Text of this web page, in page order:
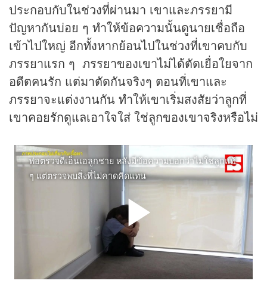
ประกอบกับในช่วงที่ผ่านมา เขาและภรรยามี
ปัญหากันบ่อย ๆ ทำให้ข้อความนั้นดูนายเชื่อถือ
เข้าไปใหญ่ อีกทั้งหากย้อนไปในช่วงที่เขาคบกับ
ภรรยาแรก ๆ ภรรยาของเขาไม่ได้ตัดเยื่อใยจาก
อดีตคนรัก แต่มาตัดกันจริงๆ ตอนที่เขาและ
ภรรยาจะแต่งงานกัน ทำให้เขาเริ่มสงสัยว่าลูกที่
เขาคอยรักดูแลเอาใจใส่ ใช่ลูกของเขาจริงหรือไม่